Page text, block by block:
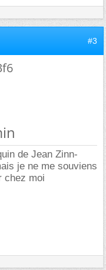
#3
de Jean Zinn-
je ne me souviens
chez moi